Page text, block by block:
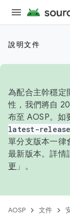
說明文件
為配合主幹穩定
性，我們將自
布至 AOSP。如
latest-release
單分支版本一律
最新版本。詳情
更 」。
AOSP 文件